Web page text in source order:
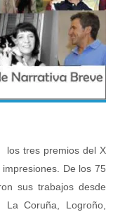
los tres premios del X
De los 75
sus trabajos desde
Coruña, Logroño,